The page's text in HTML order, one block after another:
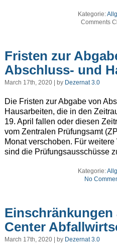
Kategorie:
Comments
Fristen zur
Abschluss- und
March 17th, 2020 | by Dezernat 3.0
Die Fristen zur Abgabe von
Hausarbeiten, die in den
19. April fallen oder diesen
vom Zentralen Prüfungsamt
Monat verschoben. Für
sind die Prüfungsausschüsse
Kategorie:
No
Einschränkungen
Center
March 17th, 2020 | by Dezernat 3.0